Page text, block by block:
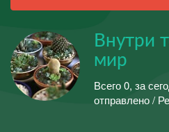
Внутри
мир
Всего 0, за
отправлено /